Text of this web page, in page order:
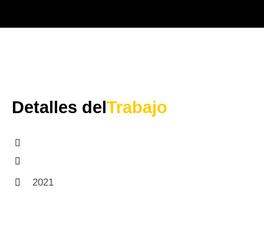
Detalles del Trabajo
2021